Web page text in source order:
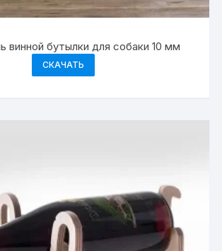
винной бутылки для собаки 10 мм
СКАЧАТЬ